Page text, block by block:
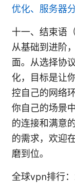
优化、服务器
十一、结束语
从基础到进阶
面。从选择协
化，目标是让
控自己的网络
你自己的场景
的连接和满意
的需求，欢迎
磨到位。
全球vpn排行